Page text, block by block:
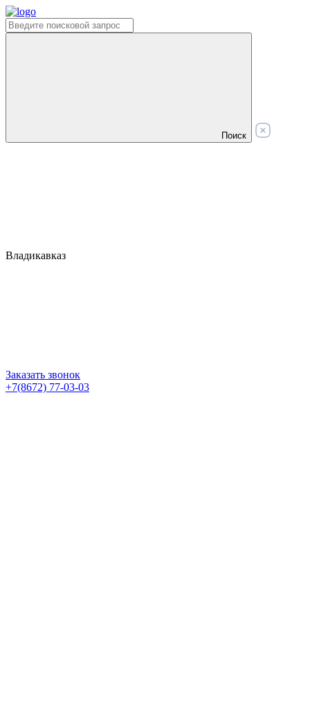
Поиск
Владикавказ
Заказать звонок
+7(8672) 77-03-03